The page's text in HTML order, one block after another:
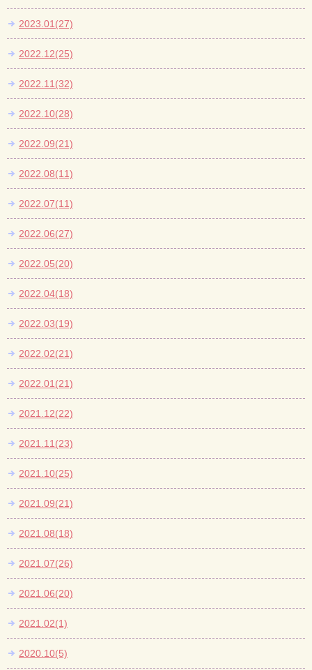
2023.01(27)
2022.12(25)
2022.11(32)
2022.10(28)
2022.09(21)
2022.08(11)
2022.07(11)
2022.06(27)
2022.05(20)
2022.04(18)
2022.03(19)
2022.02(21)
2022.01(21)
2021.12(22)
2021.11(23)
2021.10(25)
2021.09(21)
2021.08(18)
2021.07(26)
2021.06(20)
2021.02(1)
2020.10(5)